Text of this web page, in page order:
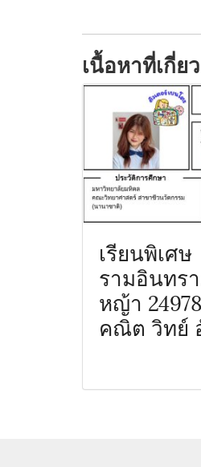
เนื้อหาที่เกี่ย
เรียนพิเศษ
รามอินทร
หญ้า
คณิต วิทย์